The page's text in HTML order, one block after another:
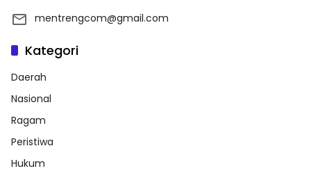
mentrengcom@gmail.com
Kategori
Daerah
Nasional
Ragam
Peristiwa
Hukum